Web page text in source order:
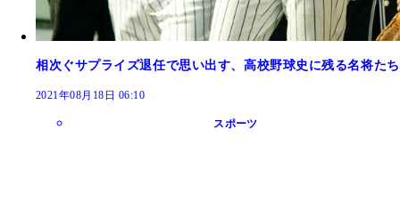
相次ぐサプライズ退任で思い出す、高校野球史に残る名将たち
2021年08月18日 06:10
スポーツ